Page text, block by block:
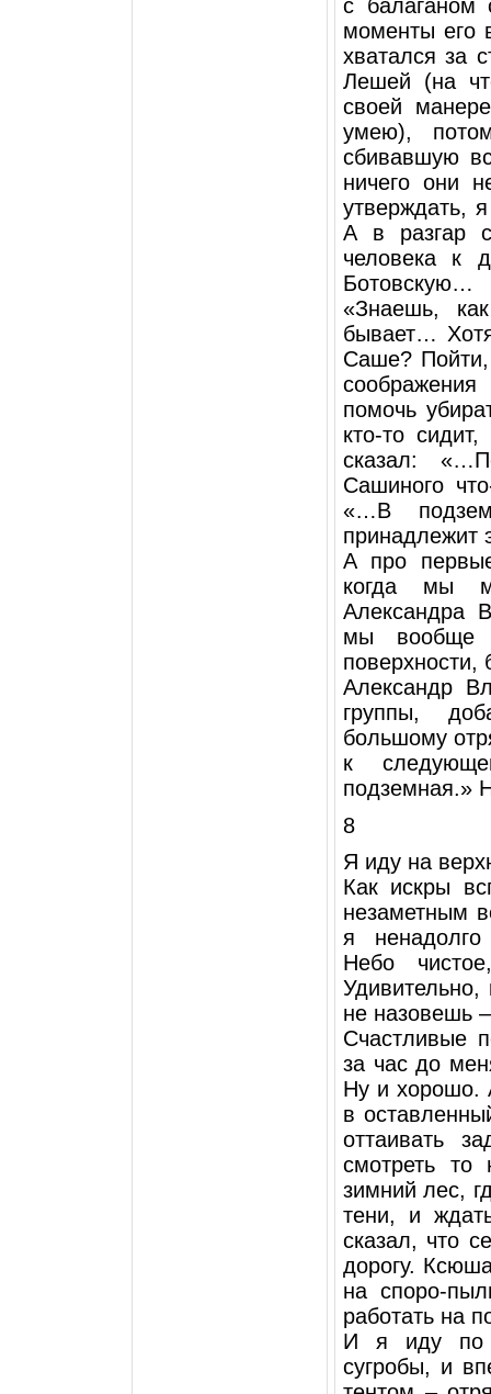
с балаганом
моменты его
хватался за
Лешей (на
своей
умею),
сбивавшую
ничего они
утверждать,
А в разгар
человека к
Ботовскую…
«Знаешь,
бывает…
Саше?
помочь
кто-то
сказал:
Сашиного
«…В
принадлежит
А про
когда мы
Александра
мы вообще
поверхности,
Александр
группы,
большому
к
подземная.»
8
Я иду на
Как искры
незаметным
я
Небо
не назовешь
Счастливые
за час до
Ну и хорошо.
в
оттаивать
смотреть то
зимний лес,
тени, и
сказал, что
дорогу.
на споро-
работать на
И я иду по
сугробы, и